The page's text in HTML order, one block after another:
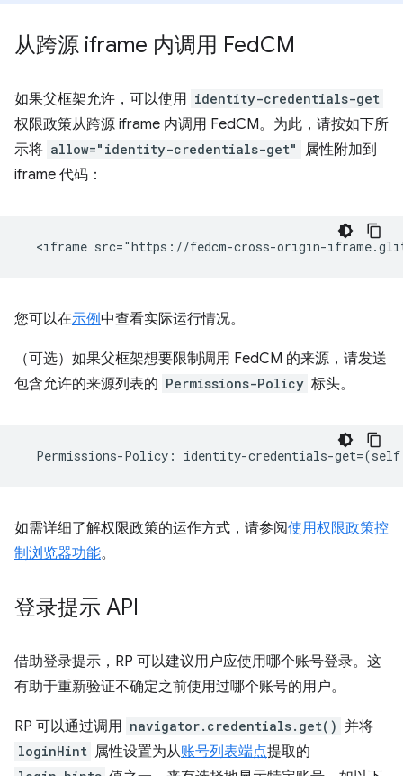
从跨源 iframe 内调用 FedCM
如果父框架允许，可以使用 identity-credentials-get
权限政策从跨源 iframe 内调用 FedCM。为此，请按如下所
示将 allow="identity-credentials-get"
属性附加到
iframe 代码：
您可以在示例中查看实际运行情况。
（可选）如果父框架想要限制调用 FedCM 的来源，请发送
包含允许的来源列表的 Permissions-Policy 标头。
Permissions-Policy : identity-credentials-get=(self
如需详细了解权限政策的运作方式，请参阅使用权限政策控
制浏览器功能。
登录提示 API
借助登录提示，RP 可以建议用户应使用哪个账号登录。这
有助于重新验证不确定之前使用过哪个账号的用户。
RP 可以通过调用 navigator.credentials.get() 并将
loginHint 属性设置为从账号列表端点提取的